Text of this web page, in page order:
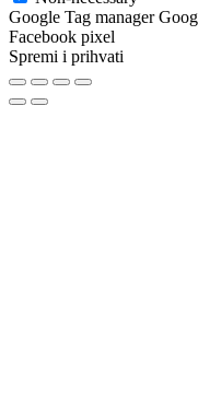
Google Tag manager
Facebook pixel
Spremi i prihvati